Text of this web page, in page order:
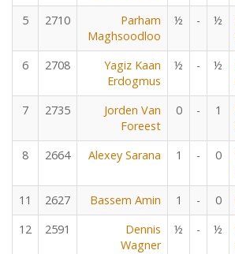
5 2710
Parham
Maghsoodloo
½ - ½
6 2708
Yagiz Kaan
Erdogmus
½ - ½
7 2735
Jorden Van
Foreest
0 - 1
8 2664 Alexey Sarana 1 - 0
11 2627 Bassem Amin 1 - 0
12
2591
Dennis
Wagner
½ - ½